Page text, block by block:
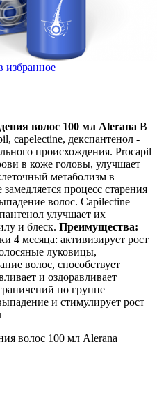
избранное
волос 100 мл Alerana В
capelectine, декспантенол -
происхождения. Procapil
в коже головы, улучшает
метаболизм в
процесс старения
волос. Capilectine
улучшает их
и блеск. Преимущества:
4 месяца: активизирует рост
луковицы,
волос, способствует
и оздоравливает
по группе
и стимулирует рост
волос 100 мл Alerana